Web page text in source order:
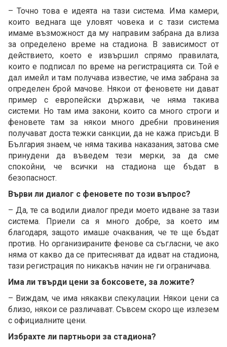
– Точно това е идеята на тази система. Има камери,
които веднага ще уловят човека и с тази система
имаме възможност да му направим забрана да влиза
за определено време на стадиона. В зависимост от
действието, което е извършил спрямо правилата,
които е подписал по време на регистрацията си. Той е
дал имейл и там получава известие, че има забрана за
определен брой мачове. Някои от феновете ни дават
пример с европейски държави, че няма такива
системи. Но там има закони, които са много строги и
феновете там за някои много дребни провинения
получават доста тежки санкции, да не кажа присъди. В
България знаем, че няма такива наказания, затова сме
принудени да въведем тези мерки, за да сме
спокойни, че всички на стадиона ще бъдат в
безопасност.
Върви ли диалог с феновете по този въпрос?
– Да, те са водили диалог преди моето идване за тази
система. Приели са я много добре, за което им
благодаря, защото имаше очаквания, че те ще бъдат
против. Но организираните фенове са съгласни, че ако
няма от какво да се притесняват да идват на стадиона,
тази регистрация по никакъв начин не ги ограничава.
Има ли твърди цени за боксовете, за ложите?
– Виждам, че има някакви спекулации. Някои цени са
близо, някои се различават. Съвсем скоро ще излезем
с официалните цени.
Избрахте ли партньори за стадиона?